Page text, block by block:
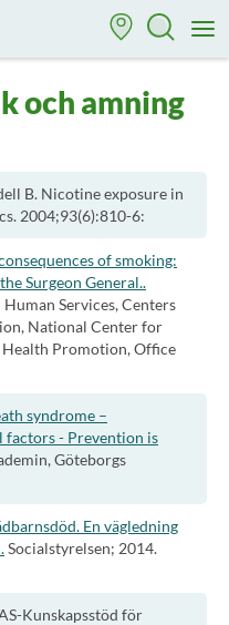
i barnhälsovård
och amning
B. Nicotine exposure in
2004;93(6):810-6:
of smoking:
Surgeon General..
Services, Centers
National Center for
Promotion, Office
syndrome –
factors - Prevention is
Göteborgs
En vägledning
Socialstyrelsen; 2014.
Kunskapsstöd för